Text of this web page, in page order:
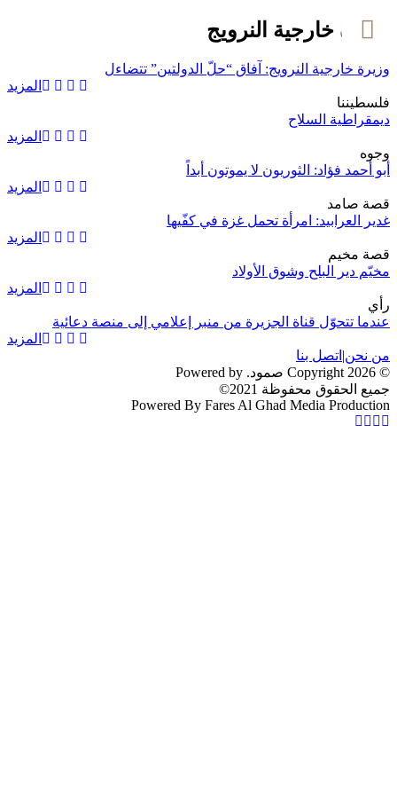
وزيرة خارجية النرويج
وزيرة خارجية النرويج: آفاق “حلّ الدولتين” تتضاءل
المزيد
فلسطيننا
ديمقراطية السلاح
المزيد
وجوه
أبو أحمد فؤاد: الثوريون لا يموتون أبداً
المزيد
قصة صامد
غدير العرابيد: امرأة تحمل غزة في كفّيها
المزيد
قصة مخيم
مخيّم دير البلح وشوق الأولاد
المزيد
رأي
عندما تتحوّل قناة الجزيرة من منبر إعلامي إلى منصة دعائية
المزيد
من نحن| اتصل بنا
© 2026 Copyright صمود. Powered by
جميع الحقوق محفوظة 2021©
Powered By Fares Al Ghad Media Production